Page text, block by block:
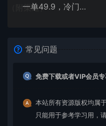
一单49.9，冷门暴利，转化率奇高的项目，日入1000+一部手机可操作
常见问题
免费下载或者VIP会员
本站所有资源版权均属
只能用于参考学习用，